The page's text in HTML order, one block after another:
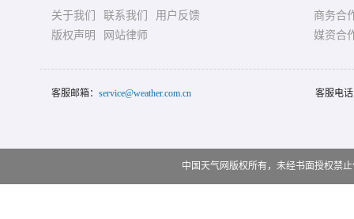
关于我们 联系我们
用户反馈
版权声明
网站律师
商务合
媒资合
客服邮箱： service@weather.com.cn 客服电
中国天气网版权所有，未经书面授权